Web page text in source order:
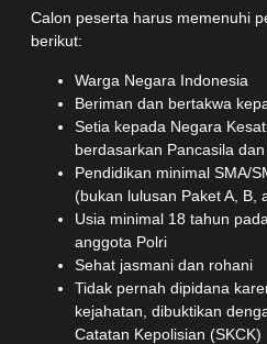
Calon peserta harus memenuhi
berikut:
Warga Negara Indonesia
Beriman dan bertakwa
Setia kepada Negara
berdasarkan Pancasila
Pendidikan minimal SMA/
(bukan lulusan Paket A, B,
Usia minimal 18 tahun
anggota Polri
Sehat jasmani dan rohani
Tidak pernah dipidana
kejahatan, dibuktikan
Catatan Kepolisian (SKCK)